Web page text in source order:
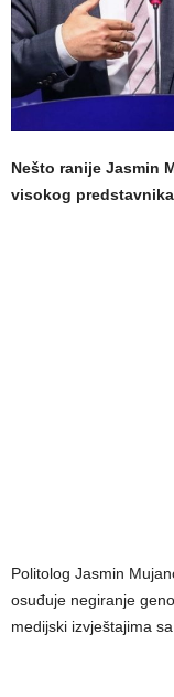
Nešto ranije Jasmin
visokog
Politolog Jasmin
osuđuje negiranje
medijski izvještajima